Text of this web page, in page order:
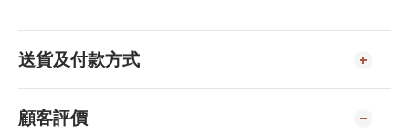
送貨及付款方式
顧客評價